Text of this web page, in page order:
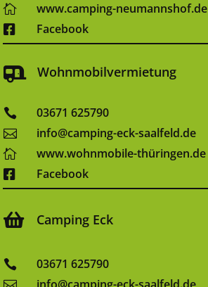
 www.camping-neumannshof.de
 Facebook
 Wohnmobilvermietung
 03671 625790
 info@camping-eck-saalfeld.de
 www.wohnmobile-thüringen.de
 Facebook
 Camping Eck
 03671 625790